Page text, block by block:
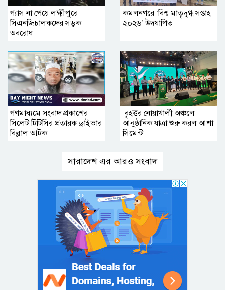
গ্যাস না পেয়ে লক্ষ্মীপুরে
সিএনজিচালকদের সড়ক
অবরোধ
কমলনগরে ‘বিশ্ব মাতৃদুগ্ধ সপ্তাহ
২০২৬’ উদযাপিত
গণমাধ্যমে সংবাদ প্রকাশের
সিলেট টিটিসির প্রতারক ড্রাইভার
বিল্লাল আটক
বৃহত্তর নোয়াখালী অঞ্চলে
আনুষ্ঠানিক যাত্রা শুরু করল আশা
সিমেন্ট
সারাদেশ এর আরও সংবাদ